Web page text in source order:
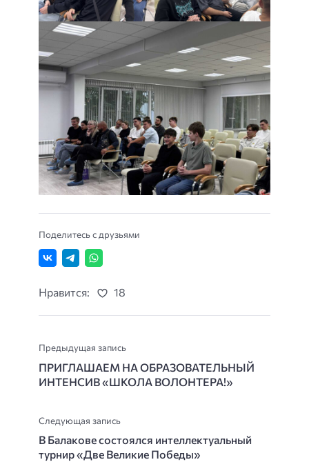
Поделитесь с друзьями
Нравится: 18
Предыдущая запись
ПРИГЛАШАЕМ НА ОБРАЗОВАТЕЛЬНЫЙ
ИНТЕНСИВ «ШКОЛА ВОЛОНТЕРА!»
Следующая запись
В Балакове состоялся интеллектуальный
турнир «Две Великие Победы»